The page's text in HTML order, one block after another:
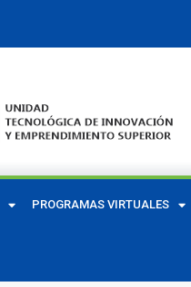
PROGRAMAS VIRTUALES